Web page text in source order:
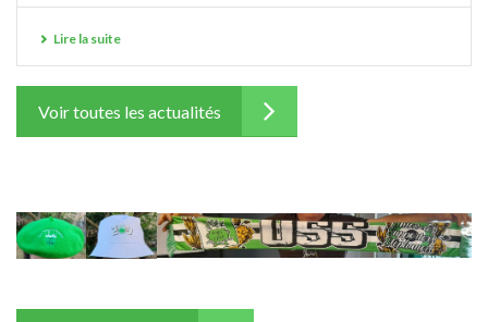
Lire la suite
Voir toutes les actualités